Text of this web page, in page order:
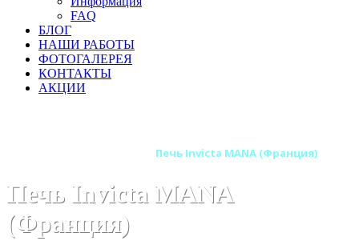
FAQ
БЛОГ
НАШИ РАБОТЫ
ФОТОГАЛЕРЕЯ
КОНТАКТЫ
АКЦИИ
Печь Invicta MANA (Франция)
Печь Invicta MANA
(Франция)